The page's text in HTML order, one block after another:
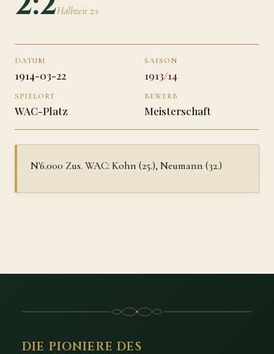
Halbzeit 2:1
DATUM
1914-03-22
SAISON
1913/14
SPIELORT
WAC-Platz
BEWERB
Meisterschaft
N'6.000 Zus. WAC: Kohn (25.), Neumann (32.)
DIE PIONIERE DES